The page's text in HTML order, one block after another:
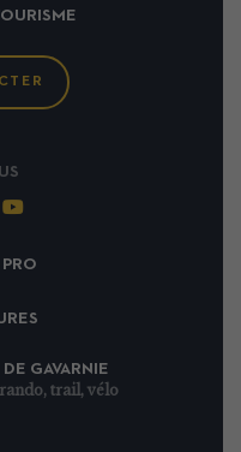
Youtube
PRO
GAVARNIE
trail, vélo